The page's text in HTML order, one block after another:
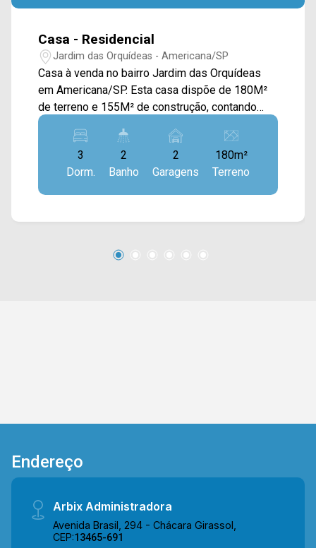
Casa - Residencial
Jardim das Orquídeas - Americana/SP
Casa à venda no bairro Jardim das Orquídeas
em Americana/SP. Esta casa dispõe de 180M²
de terreno e 155M² de construção, contando
com ampla sala de estar e de jantar integradas
com a cozinha completa e toda planejada, jardim
de inverno, espaço gourmet com churrasqueira e
área de serviço externa. > 03 quartos, sendo 01
suíte; > 02 banheiros, sendo 01 social; > 02
João Luiz Mazer, Estrada da Balsa e Rua
escola Maria do Carmo Augusti, supermercados
3
Dorm.
2
Banho
2
Garagens
180m²
Terreno
Endereço
Arbix Administradora
Avenida Brasil, 294 - Chácara Girassol,
CEP:13465-691